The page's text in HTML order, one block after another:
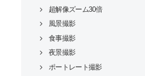
超解像ズーム30倍
風景撮影
食事撮影
夜景撮影
ポートレート撮影